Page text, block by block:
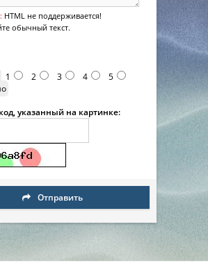
HTML не поддерживается!
обычный текст.
1 2 3 4
5
указанный на картинке:
Отправить